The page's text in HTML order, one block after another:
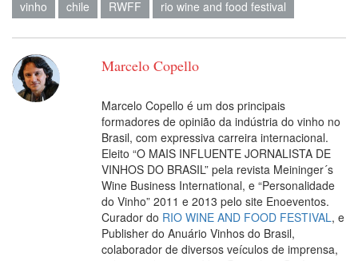
vinho chile RWFF rio wine and food festival
Marcelo Copello
Marcelo Copello é um dos principais
formadores de opinião da indústria do vinho no
Brasil, com expressiva carreira internacional.
Eleito “O MAIS INFLUENTE JORNALISTA DE
VINHOS DO BRASIL” pela revista Meininger´s
Wine Business International, e “Personalidade
do Vinho” 2011 e 2013 pelo site Enoeventos.
Curador do RIO WINE AND FOOD FESTIVAL, e
Publisher do Anuário Vinhos do Brasil,
colaborador de diversos veículos de imprensa,